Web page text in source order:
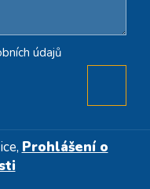
údajů
Prohlášení o